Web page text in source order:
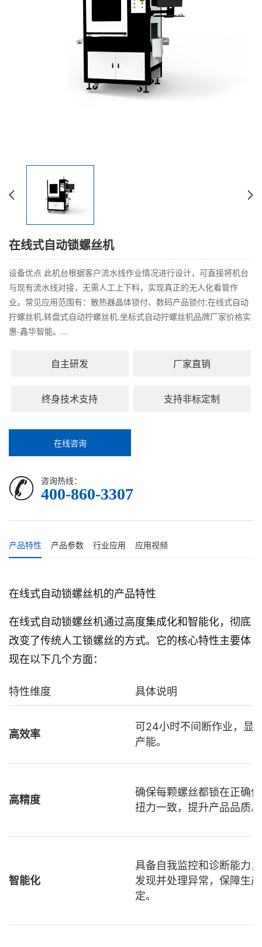
在线式自动锁螺丝机
设备优点 此机台根据客户流水线作业情况进行设计，可直接将机台
与现有流水线对接，无需人工上下料，实现真正的无人化看管作
业。常见应用范围有：散热器晶体锁付、数码产品锁付;在线式自动
拧螺丝机,转盘式自动拧螺丝机.坐标式自动拧螺丝机品牌厂家价格实
惠-鑫华智能。...
自主研发 厂家直销
终身技术支持 支持非标定制
在线咨询
咨询热线：
400-860-3307
产品特性 产品参数 行业应用 应用视频
在线式自动锁螺丝机的产品特性
在线式自动锁螺丝机通过高度集成化和智能化，彻底
改变了传统人工锁螺丝的方式。它的核心特性主要体
现在以下几个方面：
特性维度 具体说明
高效率
可24小时不间断作业，显
产能。
高精度
确保每颗螺丝都锁在正确
扭力一致，提升产品品质。
智能化
具备自我监控和诊断能力
发现并处理异常，保障生
定。